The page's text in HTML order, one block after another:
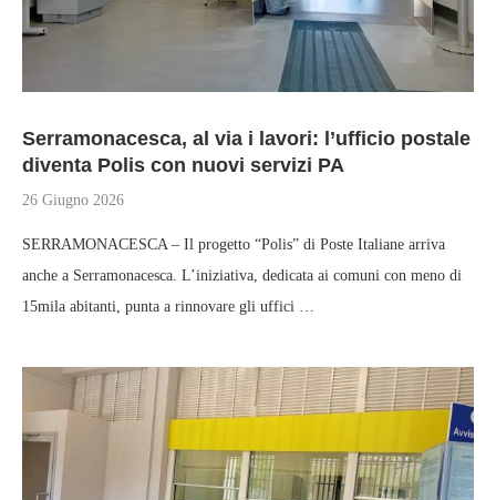
Serramonacesca, al via i lavori: l’ufficio postale
diventa Polis con nuovi servizi PA
26 Giugno 2026
SERRAMONACESCA – Il progetto “Polis” di Poste Italiane arriva
anche a Serramonacesca. L’iniziativa, dedicata ai comuni con meno di
15mila abitanti, punta a rinnovare gli uffici …